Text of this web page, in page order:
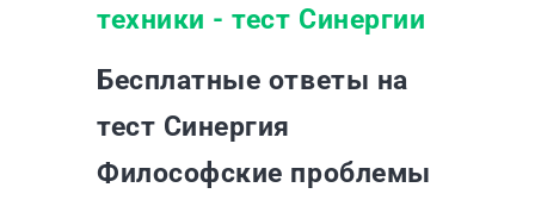
Бесплатные ответы на
тест Синергия
Философские проблемы